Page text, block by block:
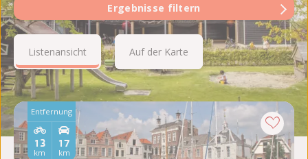
Ergebnisse filtern
Listenansicht
Entfernung
17
km
13
km
Auf der Karte